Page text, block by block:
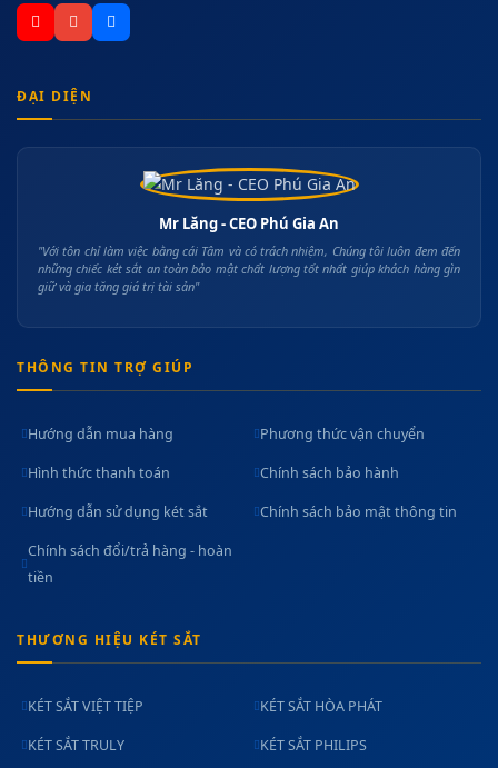
ĐẠI DIỆN
Mr Lăng - CEO Phú Gia An
"Với tôn chỉ làm việc bằng cái Tâm và có trách nhiệm, Chúng tôi luôn đem đến
những chiếc két sắt an toàn bảo mật chất lượng tốt nhất giúp khách hàng gìn
giữ và gia tăng giá trị tài sản"
THÔNG TIN TRỢ GIÚP
Hướng dẫn mua hàng Phương thức vận chuyển
Hình thức thanh toán Chính sách bảo hành
Hướng dẫn sử dụng két sắt Chính sách bảo mật thông tin
Chính sách đổi/trả hàng - hoàn
tiền
THƯƠNG HIỆU KÉT SẮT
KÉT SẮT VIỆT TIỆP KÉT SẮT HÒA PHÁT
KÉT SẮT TRULY KÉT SẮT PHILIPS